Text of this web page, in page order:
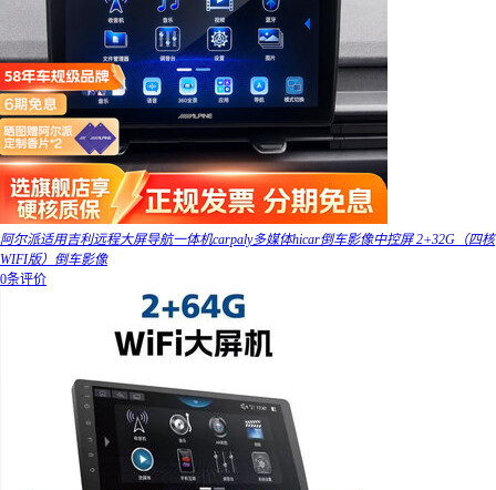
阿尔派适用吉利远程大屏导航一体机carpaly多媒体hicar倒车影像中控屏 2+32G（四核
WIFI版）倒车影像
0条评价